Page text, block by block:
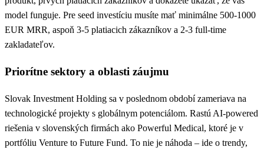
model funguje. Pre seed investíciu musíte mať minimálne 500-1000
EUR MRR, aspoň 3-5 platiacich zákazníkov a 2-3 full-time
zakladateľov.
Priorítne sektory a oblasti záujmu
Slovak Investment Holding sa v poslednom období zameriava na
technologické projekty s globálnym potenciálom. Rastú AI-powered
riešenia v slovenských firmách ako Powerful Medical, ktoré je v
portfóliu Venture to Future Fund. To nie je náhoda – ide o trendy,